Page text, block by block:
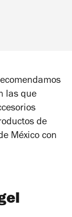
las que
de
México con